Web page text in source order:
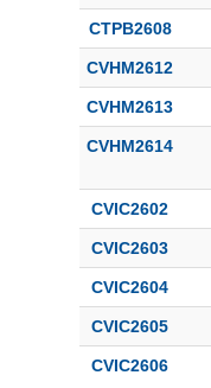
CTPB2608
CVHM2612
CVHM2613
CVHM2614
CVIC2602
CVIC2603
CVIC2604
CVIC2605
CVIC2606